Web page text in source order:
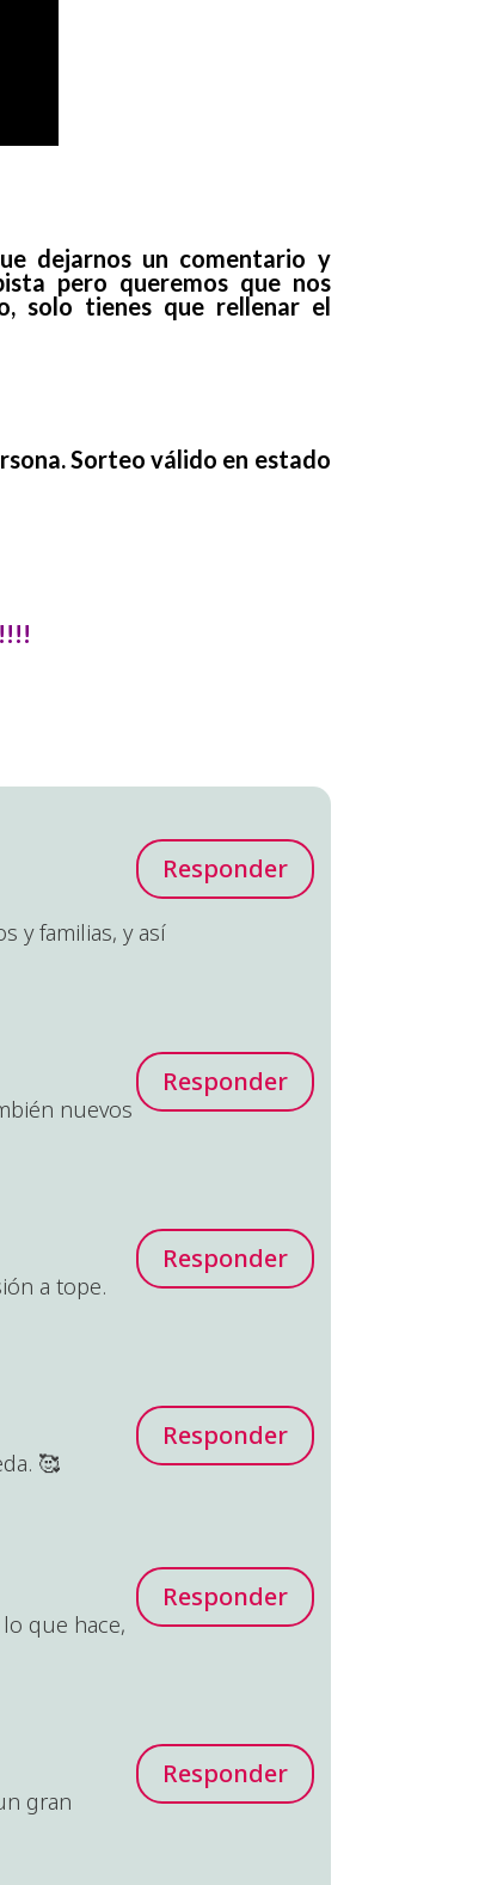
dejarnos un comentario y
pero queremos que nos
solo tienes que rellenar el
Sorteo válido en estado
y familias, y así
Responder
nuevos
Responder
a tope.
Responder
🥰
Responder
que hace,
Responder
gran
Responder